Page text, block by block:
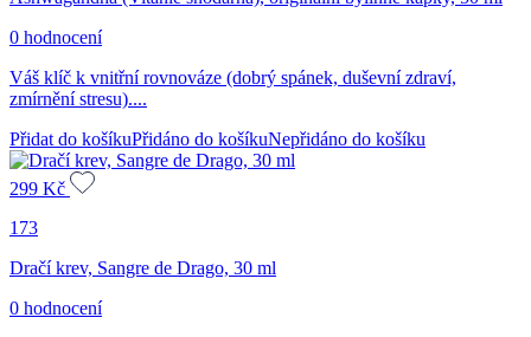
0 hodnocení
Váš klíč k vnitřní rovnováze (dobrý spánek, duševní zdraví,
zmírnění stresu)....
Přidat do košíkuPřidáno do košíkuNepřidáno do košíku
299 Kč
173
Dračí krev, Sangre de Drago, 30 ml
0 hodnocení